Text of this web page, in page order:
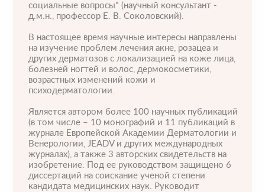
социальные вопросы" (научный консультант -
д.м.н., профессор Е. В. Соколовский).
В настоящее время научные интересы направлены
на изучение проблем лечения акне, розацеа и
других дерматозов с локализацией на коже лица,
болезней ногтей и волос, дермокосметики,
возрастных изменений кожи и
психодерматологии.
Является автором более 100 научных публикаций
(в том числе – 10 монографий и 11 публикаций в
журнале Европейской Академии Дерматологии и
Венерологии, JEADV и других международных
журналах), а также 3 авторских свидетельств на
изобретение. Под ее руководством защищено 6
диссертаций на соискание ученой степени
кандидата медицинских наук. Руководит